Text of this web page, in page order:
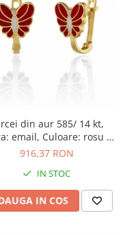
din aur 585/ 14 kt,
email, Culoare: rosu si
alb
916,37 RON
IN STOC
IN COS